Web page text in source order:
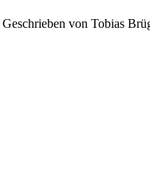
Geschrieben von Tobias